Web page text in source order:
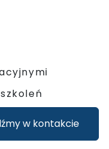
w kontakcie